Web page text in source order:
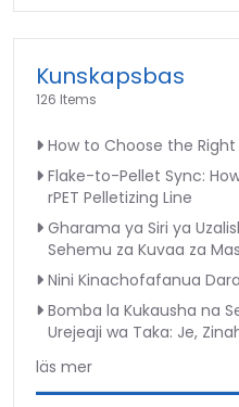
Kunskapsbas
126 Items
How to Choose the
Flake-to-Pellet Sync:
rPET Pelletizing Line
Gharama ya Siri ya
Sehemu za Kuvaa za
Nini Kinachofafanua
Bomba la Kukausha na
Urejeaji wa Taka: Je,
läs mer